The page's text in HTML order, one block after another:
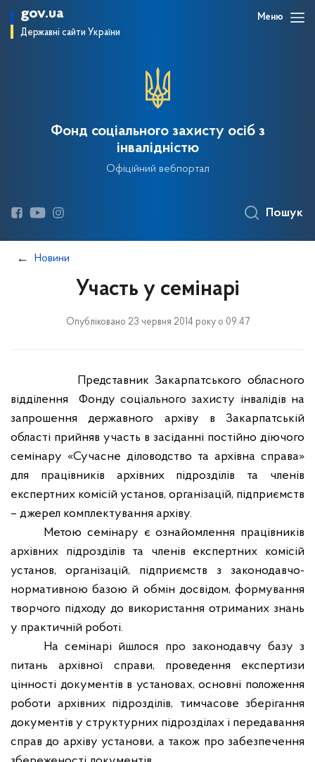
gov.ua
Державні сайти України
Меню
Фонд соціального захисту осіб з
інвалідністю
Офіційний вебпортал
Пошук
Новини
Участь у семінарі
Опубліковано 23 червня 2014 року о 09:47
Представник Закарпатського обласного
відділення
Фонду соціального захисту інвалідів на
запрошення державного архіву в Закарпатській
області прийняв участь в засіданні постійно діючого
семінару «Сучасне діловодство та архівна справа»
для працівників архівних підрозділів та членів
експертних комісій установ, організацій, підприємств
– джерел комплектування архіву.
Метою семінару є ознайомлення працівників
архівних підрозділів та членів експертних комісій
установ, організацій, підприємств з законодавчо-
нормативною базою й обмін досвідом, формування
творчого підходу до використання отриманих знань
у практичній роботі.
На семінарі йшлося про законодавчу базу з
питань архівної справи, проведення експертизи
цінності документів в установах, основні положення
роботи архівних підрозділів, тимчасове зберігання
документів у структурних підрозділах і передавання
справ до архіву установи, а також про забезпечення